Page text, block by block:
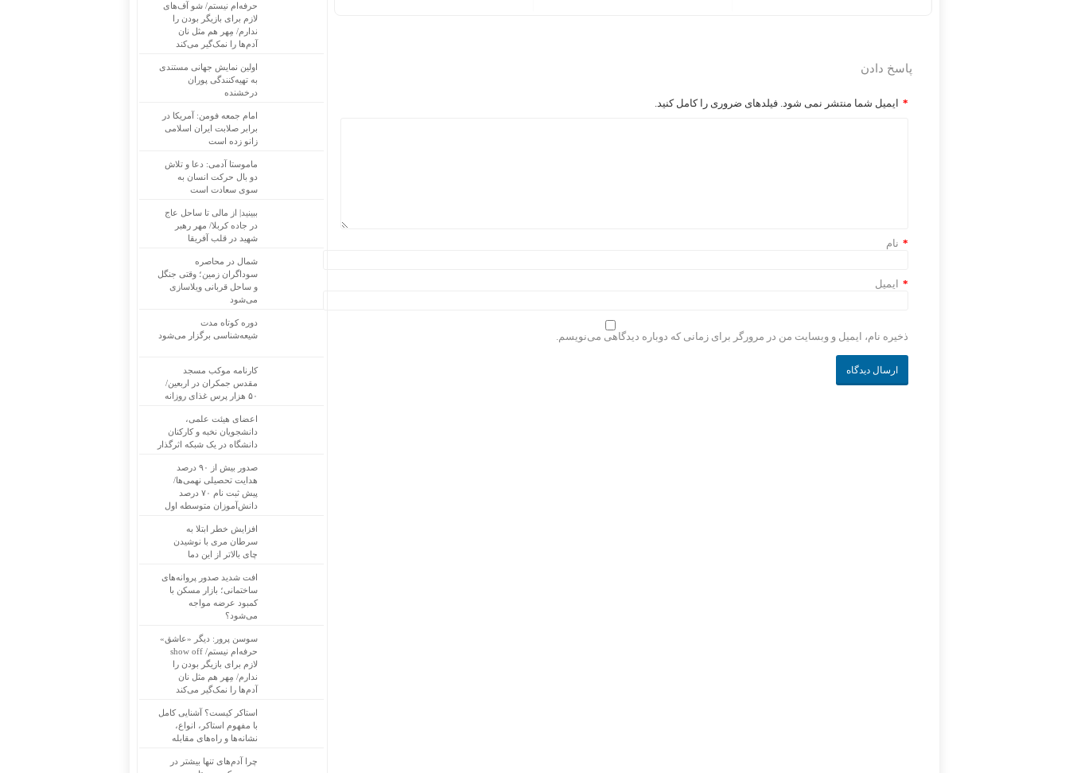
پاسخ دادن
ایمیل شما منتشر نمی شود. فیلدهای ضروری را کامل کنید. *
نام *
ایمیل *
ذخیره نام، ایمیل و وبسایت من در مرورگر برای زمانی که دوباره دیدگاهی می‌نویسم.
حرفه‌ام نیستم/ شو آف‌های
لازم برای بازیگر بودن را
ندارم/ مِهر هم مثل نان
آدم‌ها را نمک‌گیر می‌کند
اولین نمایش جهانی مستندی
به تهیه‌کنندگی پوران
درخشنده
امام جمعه فومن: آمریکا در
برابر صلابت ایران اسلامی
زانو زده است
ماموستا آدمی: دعا و تلاش
دو بال حرکت انسان به
سوی سعادت است
ببینید| از مالی تا ساحل عاج
در جاده کربلا/ مهر رهبر
شهید در قلب آفریقا
شمال در محاصره
سوداگران زمین؛ وقتی جنگل
و ساحل قربانی ویلاسازی
می‌شود
دوره کوتاه مدت
شیعه‌شناسی برگزار می‌شود
کارنامه موکب مسجد
مقدس جمکران در اربعین/
۵۰ هزار پرس غذای روزانه
اعضای هیئت علمی،
دانشجویان نخبه و کارکنان
دانشگاه در یک شبکه‌ اثرگذار
صدور بیش از ۹۰ درصد
هدایت تحصیلی نهمی‌ها/
پیش ثبت نام ۷۰ درصد
دانش‌آموزان متوسطه اول
افزایش خطر ابتلا به
سرطان مری با نوشیدن
چای بالاتر از این دما
افت شدید صدور پروانه‌های
ساختمانی؛ بازار مسکن با
کمبود عرضه مواجه
می‌شود؟
سوسن پرور: دیگر «عاشق»
حرفه‌ام نیستم/ show off
لازم برای بازیگر بودن را
ندارم/ مِهر هم مثل نان
آدم‌ها را نمک‌گیر می‌کند
استاکر کیست؟ آشنایی کامل
با مفهوم استاکر، انواع،
نشانه‌ها و راه‌های مقابله
چرا آدم‌های تنها بیشتر در